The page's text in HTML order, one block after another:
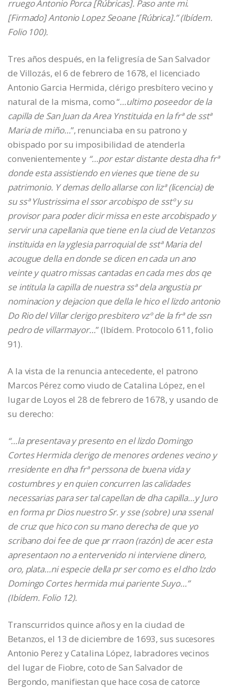
rruego Antonio Porca [Rúbricas]. Paso ante mi.
[Firmado] Antonio Lopez Seoane [Rúbrica].” (Ibídem.
Folio 100).
Tres años después, en la feligresía de San Salvador
de Villozás, el 6 de febrero de 1678, el licenciado
Antonio Garcia Hermida, clérigo presbítero vecino y
natural de la misma, como “…ultimo poseedor de la
capilla de San Juan da Area Ynstituida en la frª de sstª
Maria de miño…”, renunciaba en su patrono y
obispado por su imposibilidad de atenderla
convenientemente y “…por estar distante desta dha frª
donde esta assistiendo en vienes que tiene de su
patrimonio. Y demas dello allarse con lizª (licencia) de
su ssª Ylustrissima el ssor arcobispo de sstº y su
provisor para poder dicir missa en este arcobispado y
servir una capellania que tiene en la ciud de Vetanzos
instituida en la yglesia parroquial de sstª Maria del
acougue della en donde se dicen en cada un ano
veinte y quatro missas cantadas en cada mes dos qe
se intitula la capilla de nuestra ssª dela angustia pr
nominacion y dejacion que della le hico el lizdo antonio
Do Rio del Villar clerigo presbitero vzº de la frª de ssn
pedro de villarmayor…” (Ibídem. Protocolo 611, folio
91).
A la vista de la renuncia antecedente, el patrono
Marcos Pérez como viudo de Catalina López, en el
lugar de Loyos el 28 de febrero de 1678, y usando de
su derecho:
“…la presentava y presento en el lizdo Domingo
Cortes Hermida clerigo de menores ordenes vecino y
rresidente en dha frª perssona de buena vida y
costumbres y en quien concurren las calidades
necessarias para ser tal capellan de dha capilla…y Juro
en forma pr Dios nuestro Sr. y sse (sobre) una ssenal
de cruz que hico con su mano derecha de que yo
scribano doi fee de que pr rraon (razón) de acer esta
apresentaon no a entervenido ni interviene dinero,
oro, plata…ni especie della pr ser como es el dho lzdo
Domingo Cortes hermida mui pariente Suyo…”
(Ibídem. Folio 12).
Transcurridos quince años y en la ciudad de
Betanzos, el 13 de diciembre de 1693, sus sucesores
Antonio Perez y Catalina López, labradores vecinos
del lugar de Fiobre, coto de San Salvador de
Bergondo, manifiestan que hace cosa de catorce